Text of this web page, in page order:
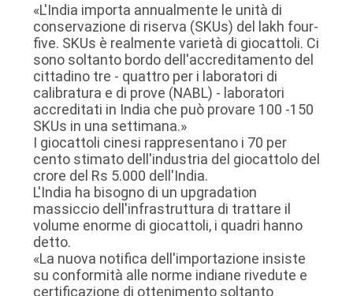
«L'India importa annualmente le unità di
conservazione di riserva (SKUs) del lakh four-
five. SKUs è realmente varietà di giocattoli. Ci
sono soltanto bordo dell'accreditamento del
cittadino tre - quattro per i laboratori di
calibratura e di prove (NABL) - laboratori
accreditati in India che può provare 100 -150
SKUs in una settimana.»
I giocattoli cinesi rappresentano i 70 per
cento stimato dell'industria del giocattolo del
crore del Rs 5.000 dell'India.
L'India ha bisogno di un upgradation
massiccio dell'infrastruttura di trattare il
volume enorme di giocattoli, i quadri hanno
detto.
«La nuova notifica dell'importazione insiste
su conformità alle norme indiane rivedute e
certificazione di ottenimento soltanto